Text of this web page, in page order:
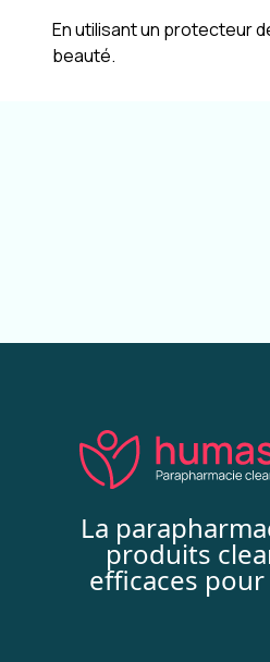
En utilisant un protecteur
beauté.
La
produits
efficaces